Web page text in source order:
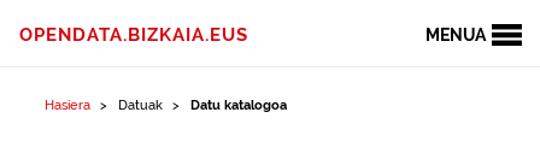
MENUA
OPENDATA.BIZKAIA.EUS
Hasiera Datuak Datu katalogoa